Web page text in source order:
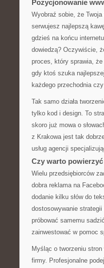
Pozycjonowanie
Wyobraź sobie, że
serwujesz najlepszą
gdzieś na końcu
dowiedzą? Oczywiście,
proces, który sprawia,
gdy ktoś szuka
każdego przechodnia
Tak samo działa
tylko kod i design. To
skoro już mowa o
z Krakowa jest tak
usług agencji
Czy warto
Wielu przedsiębiorców
dobra reklama na
dodanie kilku słów do
dostosowywanie strategii
próbować samemu
zainwestować w pomoc
Myśląc o tworzeniu
firmy. Profesjonalne